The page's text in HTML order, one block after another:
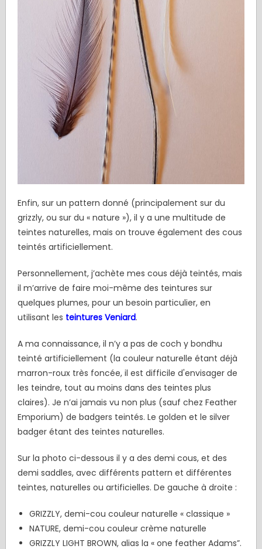
Enfin, sur un pattern donné (principalement sur du
grizzly, ou sur du « nature »), il y a une multitude de
teintes naturelles, mais on trouve également des cous
teintés artificiellement.
Personnellement, j’achète mes cous déjà teintés, mais
il m’arrive de faire moi-même des teintures sur
quelques plumes, pour un besoin particulier, en
utilisant les teintures Veniard.
A ma connaissance, il n’y a pas de coch y bondhu
teinté artificiellement (la couleur naturelle étant déjà
marron-roux très foncée, il est difficile d'envisager de
les teindre, tout au moins dans des teintes plus
claires). Je n’ai jamais vu non plus (sauf chez Feather
Emporium) de badgers teintés. Le golden et le silver
badger étant des teintes naturelles.
Sur la photo ci-dessous il y a des demi cous, et des
demi saddles, avec différents pattern et différentes
teintes, naturelles ou artificielles. De gauche à droite :
GRIZZLY, demi-cou couleur naturelle « classique »
NATURE, demi-cou couleur crème naturelle
GRIZZLY LIGHT BROWN, alias la « one feather Adams”.